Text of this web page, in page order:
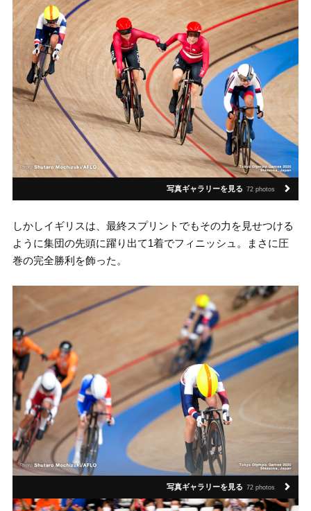
写真ギャラリーを見る 72 photos
しかしイギリスは、最終スプリントでもその力を見せつける
ように集団の先頭に躍り出て1着でフィニッシュ。まさに圧
巻の完全勝利を飾った。
写真ギャラリーを見る 72 photos